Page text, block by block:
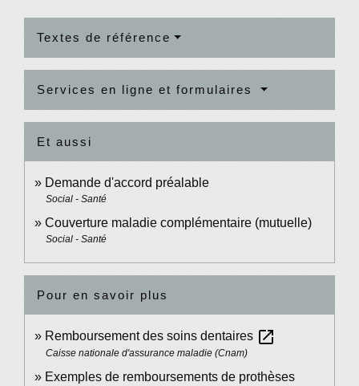
Textes de référence
Services en ligne et formulaires
Et aussi
Demande d'accord préalable
Social - Santé
Couverture maladie complémentaire (mutuelle)
Social - Santé
Pour en savoir plus
Remboursement des soins dentaires open_in_new
Caisse nationale d'assurance maladie (Cnam)
Exemples de remboursements de prothèses